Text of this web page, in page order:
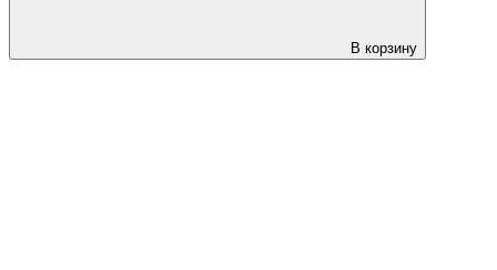
В корзину